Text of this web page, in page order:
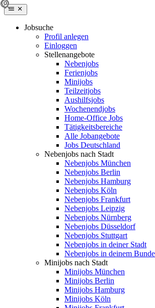
Jobsuche
Profil anlegen
Einloggen
Stellenangebote
Nebenjobs
Ferienjobs
Minijobs
Teilzeitjobs
Aushilfsjobs
Wochenendjobs
Home-Office Jobs
Tätigkeitsbereiche
Alle Jobangebote
Jobs Deutschland
Nebenjobs nach Stadt
Nebenjobs München
Nebenjobs Berlin
Nebenjobs Hamburg
Nebenjobs Köln
Nebenjobs Frankfurt
Nebenjobs Leipzig
Nebenjobs Nürnberg
Nebenjobs Düsseldorf
Nebenjobs Stuttgart
Nebenjobs in deiner Stadt
Nebenjobs in deinem
Minijobs nach Stadt
Minijobs München
Minijobs Berlin
Minijobs Hamburg
Minijobs Köln